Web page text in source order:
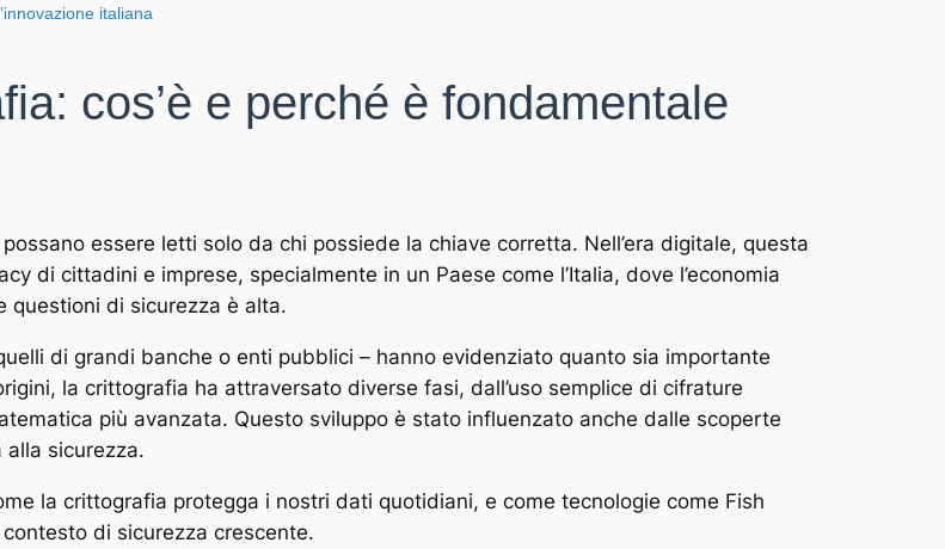
italiana
cos’è e perché è fondamentale
essere letti solo da chi possiede la chiave corretta. Nell’era digitale, questa
di cittadini e imprese, specialmente in un Paese come l’Italia, dove l’economia
questioni di sicurezza è alta.
di grandi banche o enti pubblici – hanno evidenziato quanto sia importante
la crittografia ha attraversato diverse fasi, dall’uso semplice di cifrature
più avanzata. Questo sviluppo è stato influenzato anche dalle scoperte
sicurezza.
la crittografia protegga i nostri dati quotidiani, e come tecnologie come Fish
di sicurezza crescente.